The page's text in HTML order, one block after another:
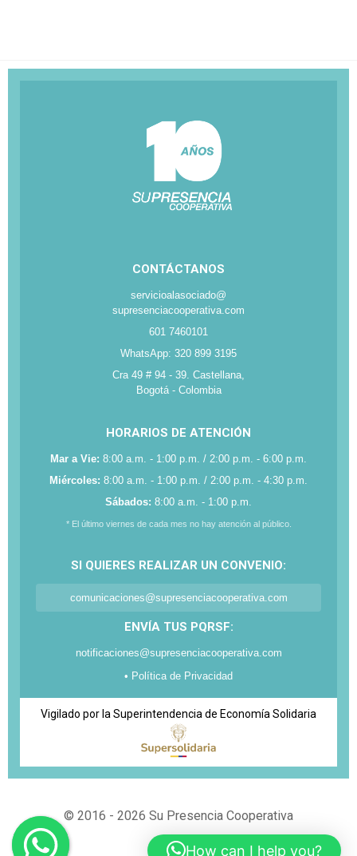
CONTÁCTANOS
servicioalasociado@
supresenciacooperativa.com
601 7460101
WhatsApp: 320 899 3195
Cra 49 # 94 - 39. Castellana,
Bogotá - Colombia
HORARIOS DE ATENCIÓN
Mar a Vie: 8:00 a.m. - 1:00 p.m. / 2:00 p.m. - 6:00 p.m.
Miércoles: 8:00 a.m. - 1:00 p.m. / 2:00 p.m. - 4:30 p.m.
Sábados: 8:00 a.m. - 1:00 p.m.
* El último viernes de cada mes no hay atención al público.
SI QUIERES REALIZAR UN CONVENIO:
comunicaciones@supresenciacooperativa.com
ENVÍA TUS PQRSF:
notificaciones@supresenciacooperativa.com
• Política de Privacidad
Vigilado por la Superintendencia de Economía Solidaria
© 2016 - 2026 Su Presencia Cooperativa
How can I help you?